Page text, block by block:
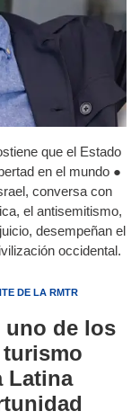
que el Estado
en el mundo ●
conversa con
el antisemitismo,
desempeñan el
occidental.
DE LA RMTR
de los
Latina